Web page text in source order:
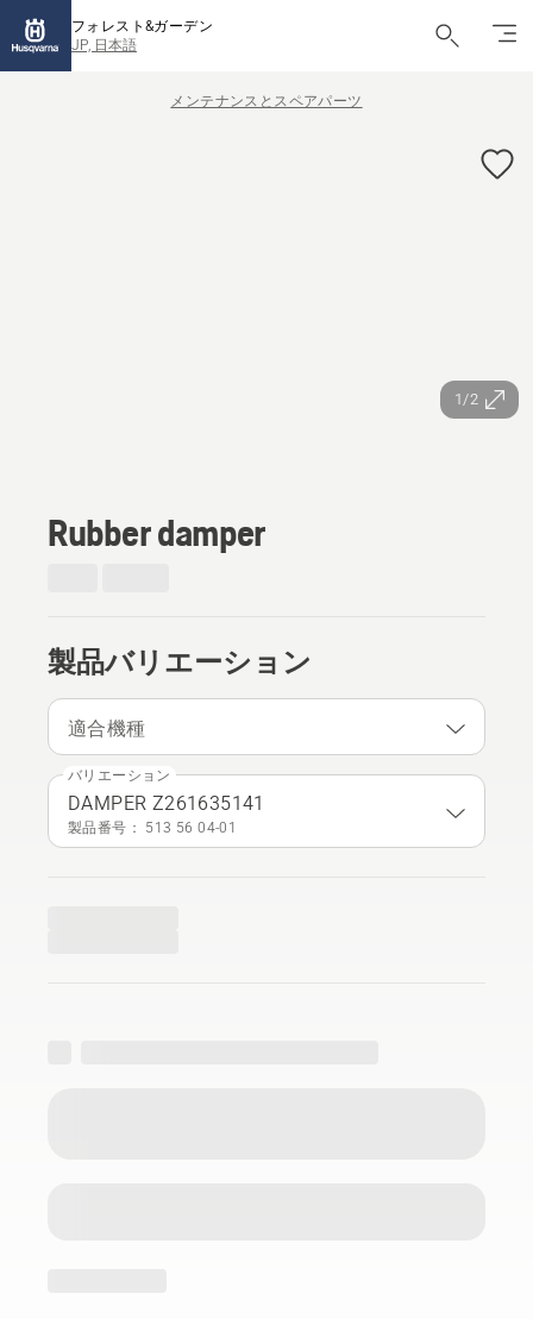
フォレスト&ガーデン
JP, 日本語
メンテナンスとスペアパーツ
1/2
Rubber damper
製品バリエーション
適合機種
バリエーション
DAMPER Z261635141
製品番号： 513 56 04‑01